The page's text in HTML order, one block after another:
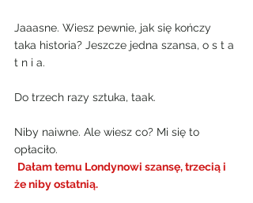
Jaaasne. Wiesz pewnie, jak się kończy
taka historia? Jeszcze jedna szansa, o s t a
t n i a.
Do trzech razy sztuka, taak.
Niby naiwne. Ale wiesz co? Mi się to
opłaciło.
Dałam temu Londynowi szansę, trzecią i
że niby ostatnią.